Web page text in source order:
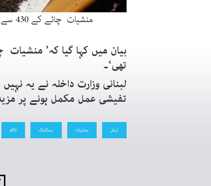
منشیات چائے کے 430 سے زیادہ کارٹن میں چھپائی گئی تھی(فوٹو اخبار 24)
تھی‘۔
لبنانی وزارت داخلہ نے یہ
تفیشی عمل مکمل ہونے پر
لبنان منشیات سمگلنگ ناکام